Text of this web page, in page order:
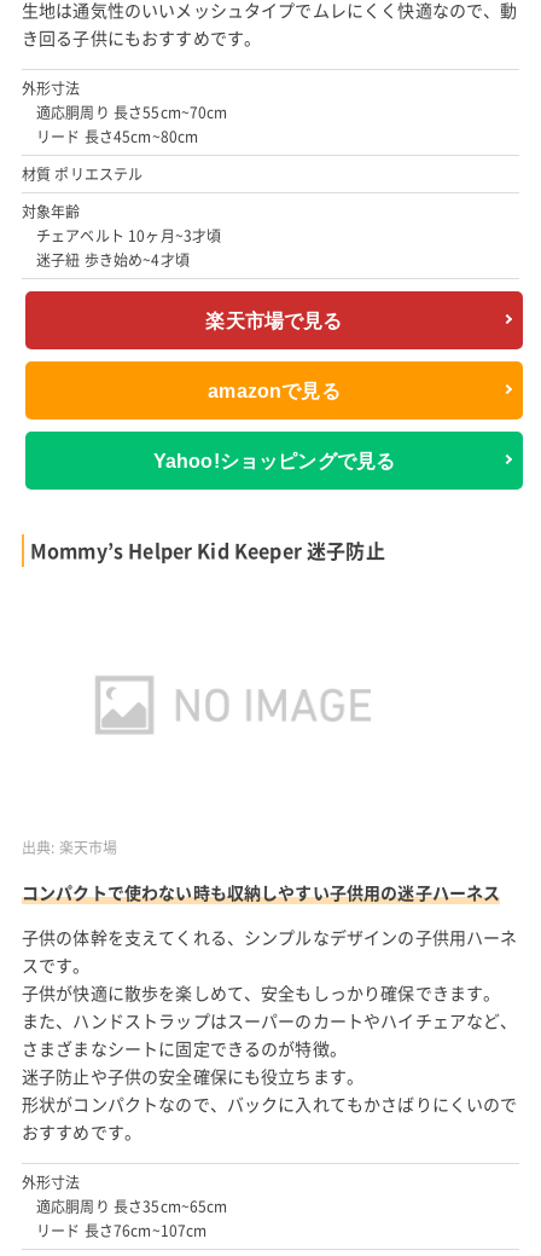
生地は通気性のいいメッシュタイプでムレにくく快適なので、動
き回る子供にもおすすめです。
外形寸法
適応胴周り 長さ55cm~70cm
リード 長さ45cm~80cm
材質 ポリエステル
対象年齢
チェアベルト 10ヶ月~3才頃
迷子紐 歩き始め~4才頃
楽天市場で見る
amazonで見る
Yahoo!ショッピングで見る
Mommy’s Helper Kid Keeper 迷子防止
出典: 楽天市場
コンパクトで使わない時も収納しやすい子供用の迷子ハーネス
子供の体幹を支えてくれる、シンプルなデザインの子供用ハーネ
スです。
子供が快適に散歩を楽しめて、安全もしっかり確保できます。
また、ハンドストラップはスーパーのカートやハイチェアなど、
さまざまなシートに固定できるのが特徴。
迷子防止や子供の安全確保にも役立ちます。
形状がコンパクトなので、バックに入れてもかさばりにくいので
おすすめです。
外形寸法
適応胴周り 長さ35cm~65cm
リード 長さ76cm~107cm